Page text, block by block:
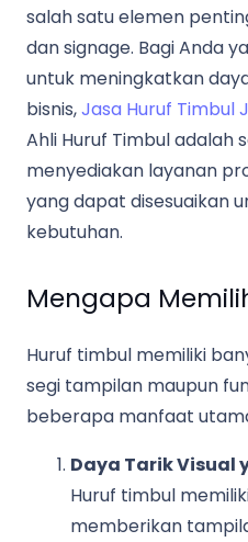
salah satu elemen
dan signage. Bagi Anda
untuk meningkatkan
bisnis,Jasa Huruf Timbul
Ahli Huruf Timbul adalah
menyediakan layanan
yang dapat disesuaikan
kebutuhan.
Mengapa
Huruf timbul memiliki
segi tampilan maupun
beberapa manfaat
Daya Tarik Visual
Huruf timbul
memberikan